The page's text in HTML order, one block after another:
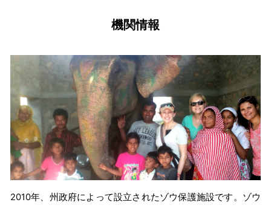
機関情報
2010年、州政府によって設立されたゾウ保護施設です。ゾウ